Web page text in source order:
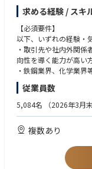
①、②とも取引の対象は
在は認知しているケ
の深耕の比率が高い業
向、同業他社の動き等
※営業と原料調達は別
近しいこと、入社後異
※ご応募時、希望業務
踏まえて配属先業務の
金属事業カンパニー
原料調達や製品販売
求める経験 / スキ
【必須要件】
以下、いずれの経験・
・取引先や社内外関
向性を導く能力が高い
・鉄鋼業界、化学業
・例えば新規の取引先
旺盛な方。
・取引先が海外である
方。
・語学堪能であれば尚
従業員数
5,084名 （2026年3月
複数あり